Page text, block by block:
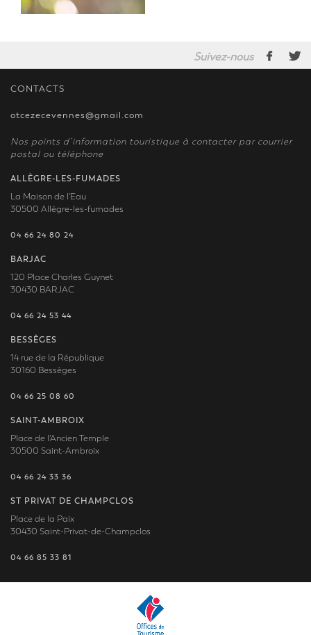
Suivez-nous
CONTACTS
otcezecevennes@gmail.com
Nos points d’information touristique à contacter par courrier
postal ou téléphone
ALLÈGRE-LES-FUMADES
La Maison de l'Eau
30500 Allègre-les-fumades
04 66 24 80 24
BARJAC
120 Place Charles Guynet
30430 BARJAC
04 66 24 53 44
BESSÈGES
14 rue de la République
30160 Bessèges
04 66 25 08 60
SAINT-AMBROIX
Place de l'Ancien Temple
30500 Saint-Ambroix
04 66 24 33 36
ST PRIVAT DE CHAMPCLOS
Place de la Paix
30430 Saint-Privat-de-Champclos
04 66 85 33 81